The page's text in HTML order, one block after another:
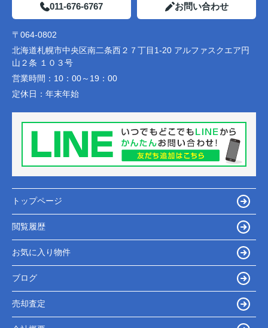
011-676-6767 お問い合わせ
〒064-0802
北海道札幌市中央区南二条西２７丁目1-20 アルファスクエア円
山２条 １０３号
営業時間： 10：00～19：00
定休日： 年末年始
トップページ
閲覧履歴
お気に入り物件
ブログ
売却査定